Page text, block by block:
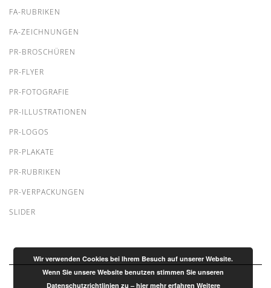
FA-RUBRIKEN
FA-ZEICHNUNGEN
PR-BROSCHÜREN
PR-FLYER
PR-FOTOGRAFIE
PR-ILLUSTRATIONEN
PR-LOGOS
PR-PLAKATE
PR-RUBRIKEN
PR-VERPACKUNGEN
SLIDER
Wir verwenden Cookies bei Ihrem Besuch auf unserer Website.
Wenn Sie unsere Website benutzen stimmen Sie unseren
Datenschutzrichtlinien zu – hier mehr erfahren Weitere